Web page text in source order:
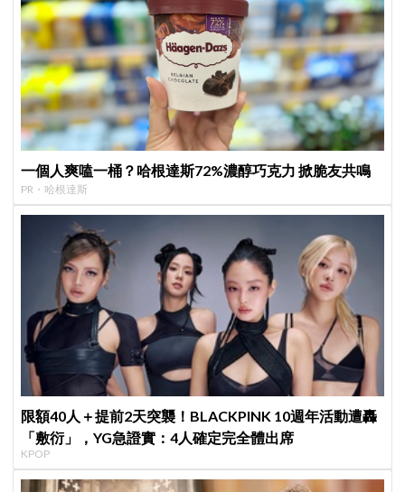
一個人爽嗑一桶？哈根達斯72%濃醇巧克力 掀脆友共鳴
PR・哈根達斯
限額40人＋提前2天突襲！BLACKPINK 10週年活動遭轟
「敷衍」，YG急證實：4人確定完全體出席
KPOP